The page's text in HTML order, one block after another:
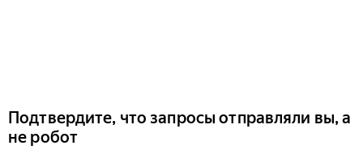
Подтвердите, что запросы отправляли вы, а
не робот